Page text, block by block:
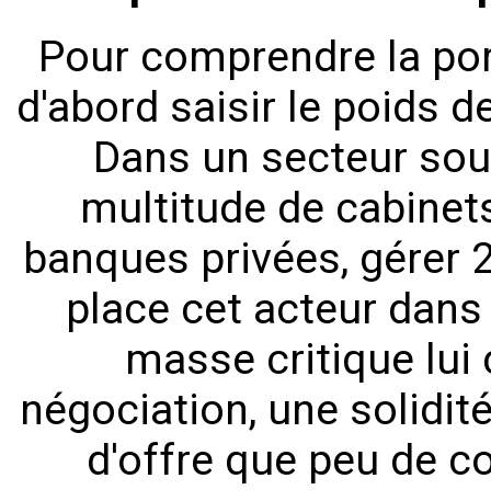
Pour comprendre la
d'abord saisir le poids
Dans un secteur
multitude de
banques privées, gérer
place cet acteur
masse critique lui
négociation, une
d'offre que peu de